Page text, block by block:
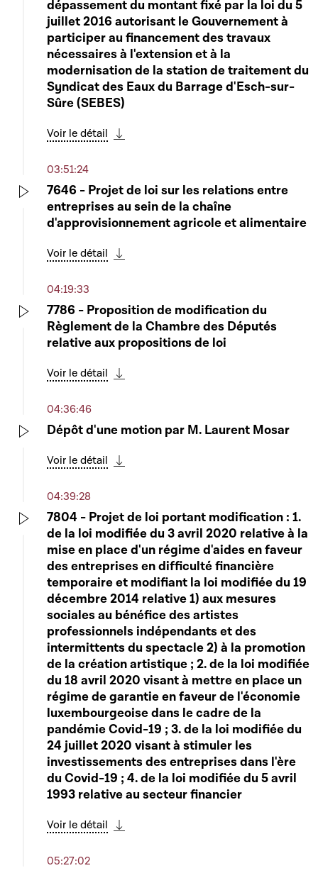
dépassement du montant fixé par la loi du 5
juillet 2016 autorisant le Gouvernement à
participer au financement des travaux
nécessaires à l'extension et à la
modernisation de la station de traitement du
Syndicat des Eaux du Barrage d'Esch-sur-
Sûre (SEBES)
Voir le détail
03:51:24
7646 - Projet de loi sur les relations entre
entreprises au sein de la chaîne
d'approvisionnement agricole et alimentaire
Voir le détail
04:19:33
7786 - Proposition de modification du
Règlement de la Chambre des Députés
relative aux propositions de loi
Voir le détail
04:36:46
Dépôt d'une motion par M. Laurent Mosar
Voir le détail
04:39:28
7804 - Projet de loi portant modification : 1.
de la loi modifiée du 3 avril 2020 relative à la
mise en place d'un régime d'aides en faveur
des entreprises en difficulté financière
temporaire et modifiant la loi modifiée du 19
décembre 2014 relative 1) aux mesures
sociales au bénéfice des artistes
professionnels indépendants et des
intermittents du spectacle 2) à la promotion
de la création artistique ; 2. de la loi modifiée
du 18 avril 2020 visant à mettre en place un
régime de garantie en faveur de l'économie
luxembourgeoise dans le cadre de la
pandémie Covid-19 ; 3. de la loi modifiée du
24 juillet 2020 visant à stimuler les
investissements des entreprises dans l'ère
du Covid-19 ; 4. de la loi modifiée du 5 avril
1993 relative au secteur financier
Voir le détail
05:27:02